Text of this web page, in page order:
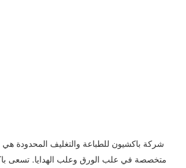
شركة باكشيون للطباعة والتغليف المحدودة هي
متخصصة في علب الورق وعلب الهدايا. تسعى